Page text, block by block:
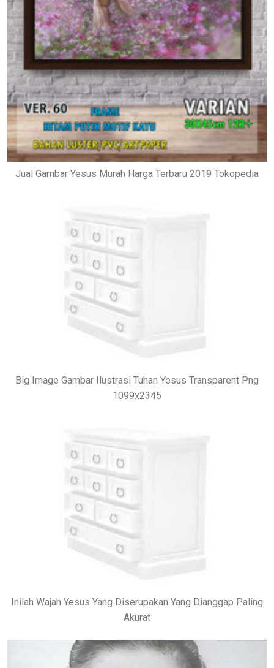
Jual Gambar Yesus Murah Harga Terbaru 2019 Tokopedia
Big Image Gambar Ilustrasi Tuhan Yesus Transparent Png
1099x2345
Inilah Wajah Yesus Yang Diserupakan Yang Dianggap Paling
Akurat